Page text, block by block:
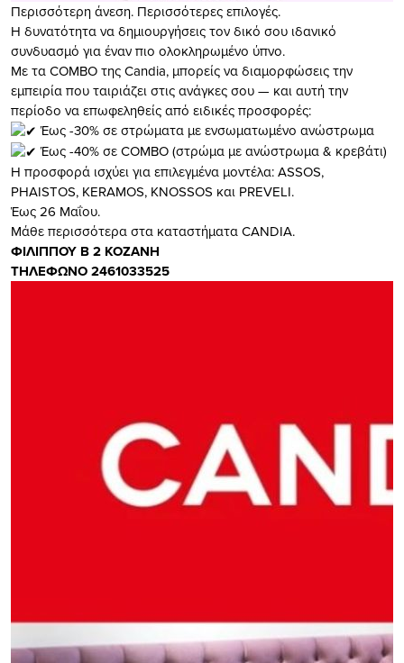
Περισσότερη άνεση. Περισσότερες επιλογές.
Η δυνατότητα να δημιουργήσεις τον δικό σου ιδανικό
συνδυασμό για έναν πιο ολοκληρωμένο ύπνο.
Με τα COMBO της Candia, μπορείς να διαμορφώσεις την
εμπειρία που ταιριάζει στις ανάγκες σου — και αυτή την
περίοδο να επωφεληθείς από ειδικές προσφορές:
Έως -30% σε στρώματα με ενσωματωμένο ανώστρωμα
Έως -40% σε COMBO (στρώμα με ανώστρωμα & κρεβάτι)
Η προσφορά ισχύει για επιλεγμένα μοντέλα: ASSOS,
PHAISTOS, KERAMOS, KNOSSOS και PREVELI.
Έως 26 Μαΐου.
Μάθε περισσότερα στα καταστήματα CANDIA.
ΦΙΛΙΠΠΟΥ Β 2 ΚΟΖΑΝΗ
ΤΗΛΕΦΩΝΟ 2461033525